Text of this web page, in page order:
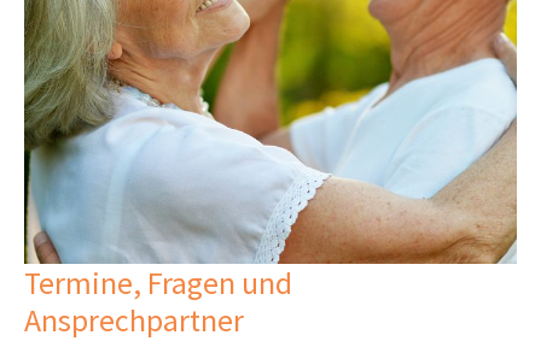
Termine, Fragen und
Ansprechpartner